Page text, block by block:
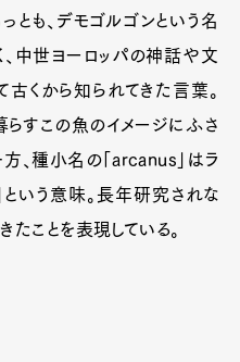
とも、デモゴルゴンという名
中世ヨーロッパの神話や文
くから知られてきた言葉。
すこの魚のイメージにふさ
方、種小名の「arcanus」はラ
という意味。長年研究されな
たことを表現している。